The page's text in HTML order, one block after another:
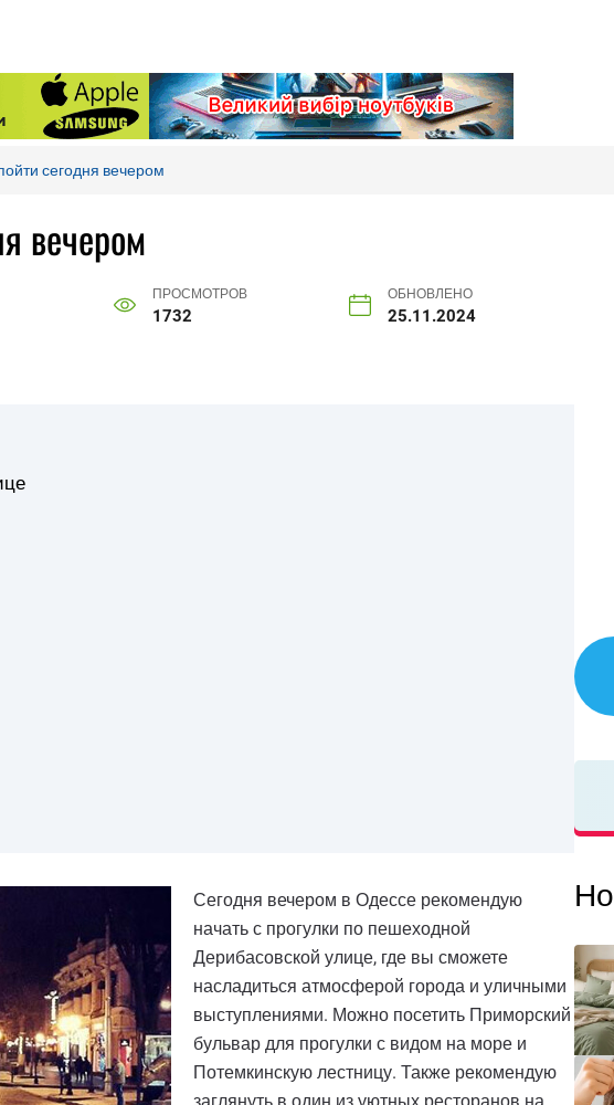
сегодня вечером
вечером
ПРОСМОТРОВ
1732
ОБНОВЛЕНО
25.11.2024
Сегодня вечером в Одессе рекомендую
начать с прогулки по пешеходной
Дерибасовской улице, где вы сможете
насладиться атмосферой города и уличными
выступлениями. Можно посетить Приморский
бульвар для прогулки с видом на море и
Потемкинскую лестницу. Также рекомендую